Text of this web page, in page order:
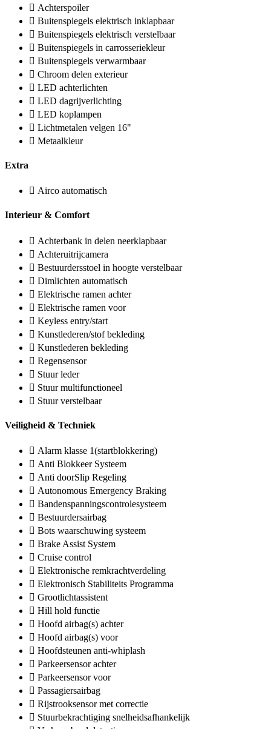
Achterspoiler
Buitenspiegels elektrisch inklapbaar
Buitenspiegels elektrisch verstelbaar
Buitenspiegels in carrosseriekleur
Buitenspiegels verwarmbaar
Chroom delen exterieur
LED achterlichten
LED dagrijverlichting
LED koplampen
Lichtmetalen velgen 16"
Metaalkleur
Extra
Airco automatisch
Interieur & Comfort
Achterbank in delen neerklapbaar
Achteruitrijcamera
Bestuurdersstoel in hoogte verstelbaar
Dimlichten automatisch
Elektrische ramen achter
Elektrische ramen voor
Keyless entry/start
Kunstlederen/stof bekleding
Kunstlederen bekleding
Regensensor
Stuur leder
Stuur multifunctioneel
Stuur verstelbaar
Veiligheid & Techniek
Alarm klasse 1(startblokkering)
Anti Blokkeer Systeem
Anti doorSlip Regeling
Autonomous Emergency Braking
Bandenspanningscontrolesysteem
Bestuurdersairbag
Bots waarschuwing systeem
Brake Assist System
Cruise control
Elektronische remkrachtverdeling
Elektronisch Stabiliteits Programma
Grootlichtassistent
Hill hold functie
Hoofd airbag(s) achter
Hoofd airbag(s) voor
Hoofdsteunen anti-whiplash
Parkeersensor achter
Parkeersensor voor
Passagiersairbag
Rijstrooksensor met correctie
Stuurbekrachtiging snelheidsafhankelijk